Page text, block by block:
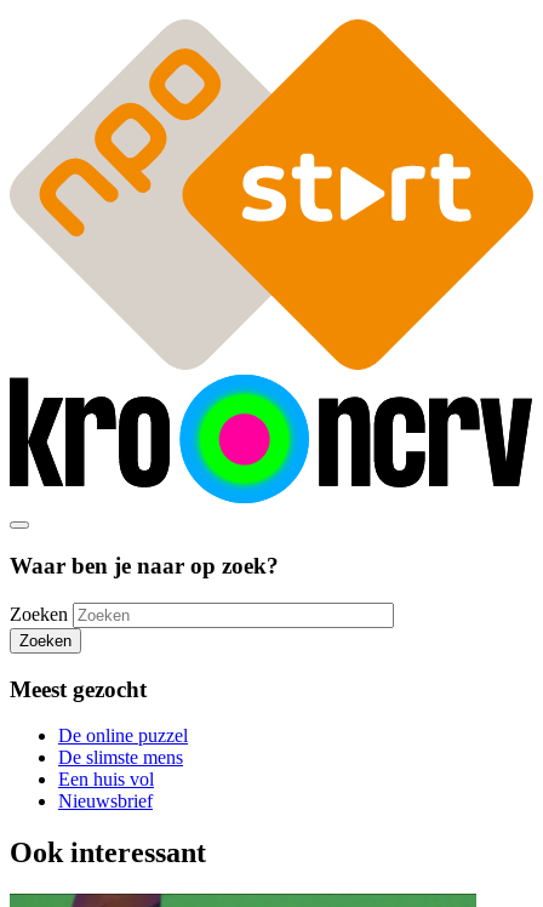
Waar ben je naar op zoek?
Zoeken
Zoeken
Meest gezocht
De online puzzel
De slimste mens
Een huis vol
Nieuwsbrief
Ook interessant